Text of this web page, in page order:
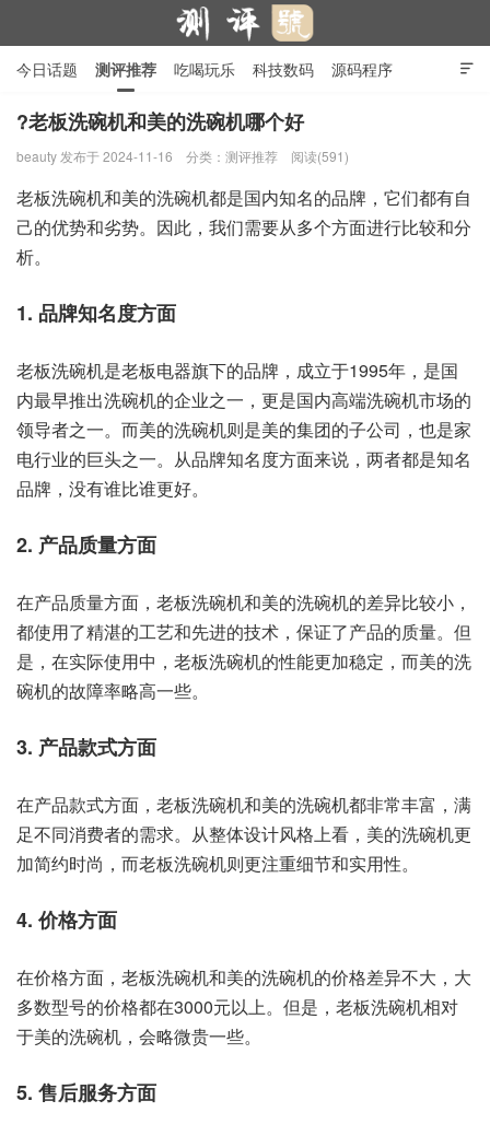

今日话题 测评推荐 吃喝玩乐 科技数码 源码程序
行业产品 在线投稿 隐私政策
?老板洗碗机和美的洗碗机哪个好
beauty 发布于 2024-11-16 分类： 测评推荐 阅读(591)
老板洗碗机和美的洗碗机都是国内知名的品牌，它们都有自
己的优势和劣势。因此，我们需要从多个方面进行比较和分
析。
1. 品牌知名度方面
老板洗碗机是老板电器旗下的品牌，成立于1995年，是国
内最早推出洗碗机的企业之一，更是国内高端洗碗机市场的
领导者之一。而美的洗碗机则是美的集团的子公司，也是家
电行业的巨头之一。从品牌知名度方面来说，两者都是知名
品牌，没有谁比谁更好。
2. 产品质量方面
在产品质量方面，老板洗碗机和美的洗碗机的差异比较小，
都使用了精湛的工艺和先进的技术，保证了产品的质量。但
是，在实际使用中，老板洗碗机的性能更加稳定，而美的洗
碗机的故障率略高一些。
3. 产品款式方面
在产品款式方面，老板洗碗机和美的洗碗机都非常丰富，满
足不同消费者的需求。从整体设计风格上看，美的洗碗机更
加简约时尚，而老板洗碗机则更注重细节和实用性。
4. 价格方面
在价格方面，老板洗碗机和美的洗碗机的价格差异不大，大
多数型号的价格都在3000元以上。但是，老板洗碗机相对
于美的洗碗机，会略微贵一些。
5. 售后服务方面